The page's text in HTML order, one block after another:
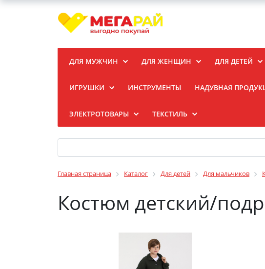
ДЛЯ МУЖЧИН ДЛЯ ЖЕНЩИН ДЛЯ ДЕТЕЙ
ИГРУШКИ ИНСТРУМЕНТЫ НАДУВНАЯ
ЭЛЕКТРОТОВАРЫ ТЕКСТИЛЬ
Главная страница Каталог Для детей Для мальчиков
Костюм детский/